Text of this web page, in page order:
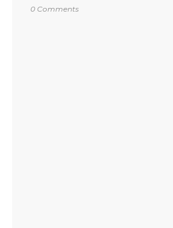
0 Comments